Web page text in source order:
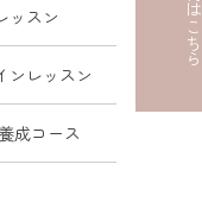
ッスン
レッスン
成コース